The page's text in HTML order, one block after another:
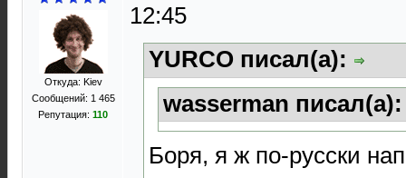
Откуда: Kiev
Сообщений: 1 465
Репутация: 110
12:45
YURCO писал(а):
wasserman
Боря, я ж по-русски